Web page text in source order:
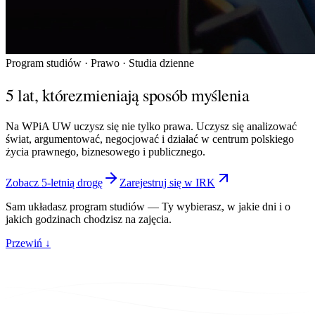
Program studiów · Prawo · Studia dzienne
5 lat, którezmieniają sposób myślenia
Na WPiA UW uczysz się nie tylko prawa. Uczysz się analizować
świat, argumentować, negocjować i działać w centrum polskiego
życia prawnego, biznesowego i publicznego.
Zobacz 5-letnią drogę
Zarejestruj się w IRK
Sam układasz program studiów — Ty wybierasz, w jakie dni i o
jakich godzinach chodzisz na zajęcia.
Przewiń ↓